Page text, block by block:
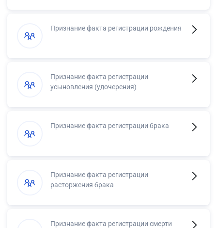
Признание факта регистрации рождения
Признание факта регистрации
усыновления (удочерения)
Признание факта регистрации брака
Признание факта регистрации
расторжения брака
Признание факта регистрации смерти